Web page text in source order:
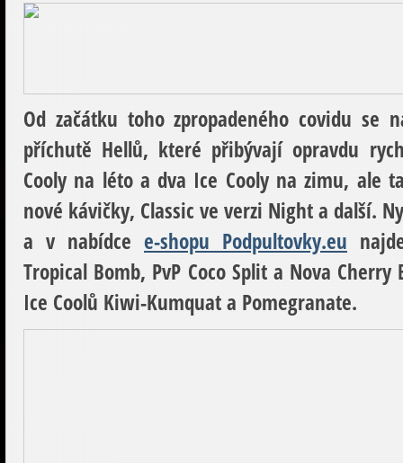
Od začátku toho zpropadeného covidu se
příchutě Hellů, které přibývají opravdu
Cooly na léto a dva Ice Cooly na zimu, ale
nové kávičky, Classic ve verzi Night a další.
a v nabídce e-shopu Podpultovky.eu
Tropical Bomb, PvP Coco Split a Nova
Ice Coolů Kiwi-Kumquat a Pomegranate.